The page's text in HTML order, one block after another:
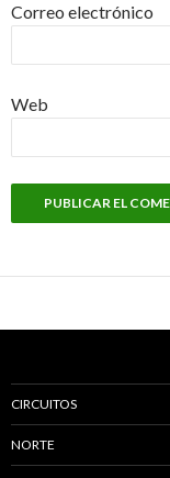
Correo electrónico
Web
CIRCUITOS
NORTE